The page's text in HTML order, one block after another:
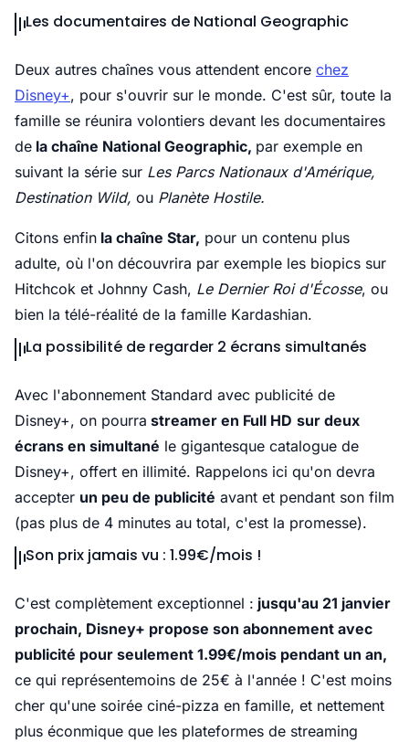
Les documentaires de National Geographic
Deux autres chaînes vous attendent encore chez
Disney+, pour s'ouvrir sur le monde. C'est sûr, toute la
famille se réunira volontiers devant les documentaires
de la chaîne National Geographic, par exemple en
suivant la série sur Les Parcs Nationaux d'Amérique,
Destination Wild, ou Planète Hostile.
Citons enfin la chaîne Star, pour un contenu plus
adulte, où l'on découvrira par exemple les biopics sur
Hitchcok et Johnny Cash, Le Dernier Roi d'Écosse, ou
bien la télé-réalité de la famille Kardashian.
La possibilité de regarder 2 écrans simultanés
Avec l'abonnement Standard avec publicité de
Disney+, on pourra streamer en Full HD sur deux
écrans en simultané le gigantesque catalogue de
Disney+, offert en illimité. Rappelons ici qu'on devra
accepter un peu de publicité avant et pendant son film
(pas plus de 4 minutes au total, c'est la promesse).
Son prix jamais vu : 1.99€/mois !
C'est complètement exceptionnel : jusqu'au 21 janvier
prochain, Disney+ propose son abonnement avec
publicité pour seulement 1.99€/mois pendant un an,
ce qui représentemoins de 25€ à l'année ! C'est moins
cher qu'une soirée ciné-pizza en famille, et nettement
plus éconmique que les plateformes de streaming